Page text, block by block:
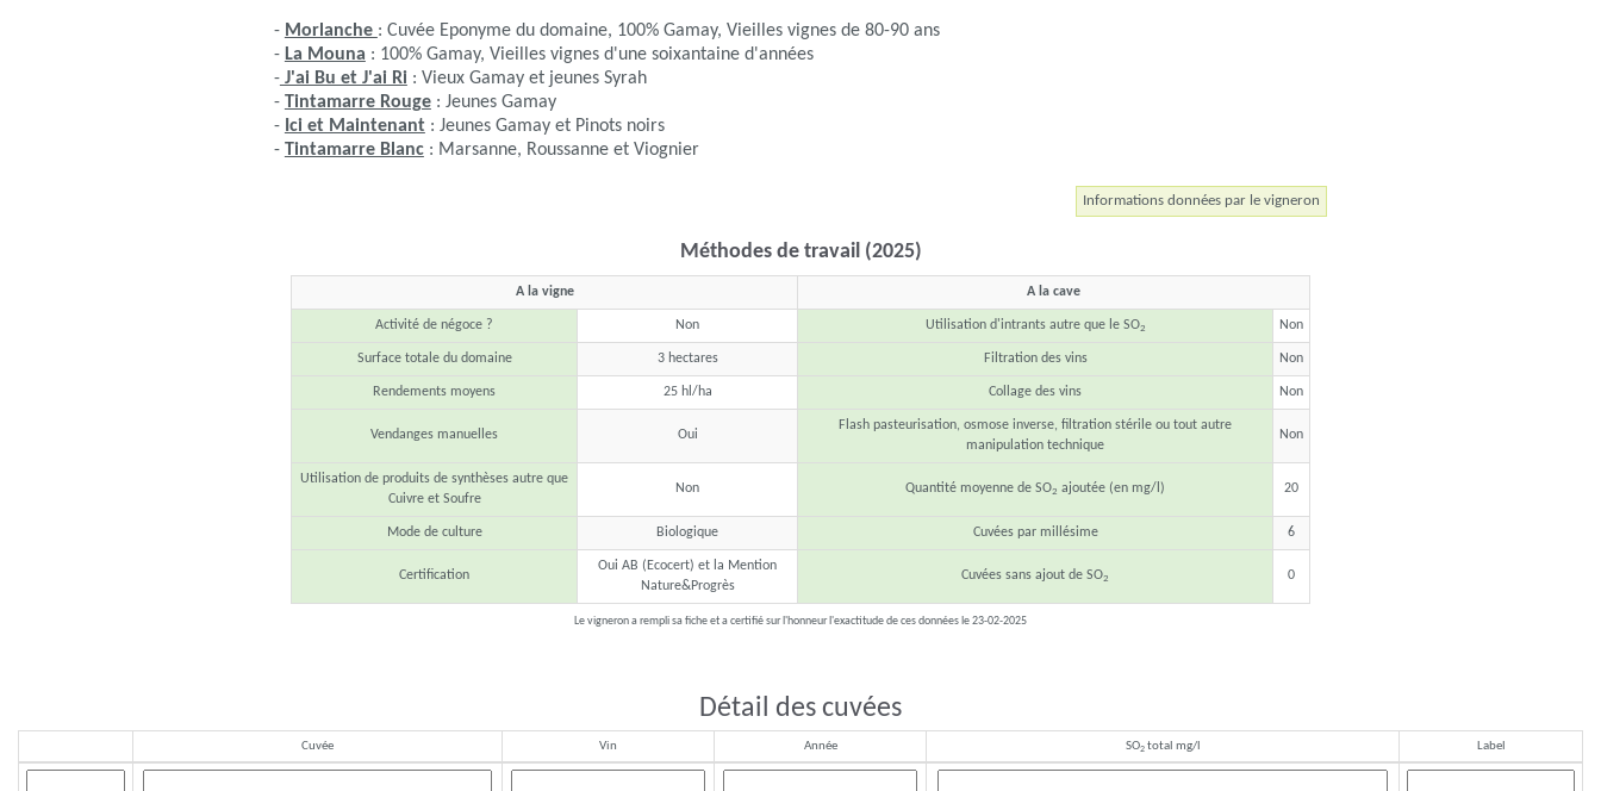
- Morlanche : Cuvée Eponyme du domaine, 100% Gamay, Vieilles vignes de 80-90 ans
- La Mouna : 100% Gamay, Vieilles vignes d'une soixantaine d'années
-J'ai Bu et J'ai Ri: Vieux Gamay et jeunes Syrah
- Tintamarre Rouge: Jeunes Gamay
- Ici et Maintenant : Jeunes Gamay et Pinots noirs
- Tintamarre Blanc: Marsanne, Roussanne et Viognier
Informations données par le vigneron
Méthodes de travail (2025)
A la vigne A la cave
Activité de négoce ? Non Utilisation d'intrants autre que le SO2 Non
Surface totale du domaine 3 hectares Filtration des vins Non
Rendements moyens 25 hl/ha Collage des vins Non
Vendanges manuelles Oui
Flash pasteurisation, osmose inverse, filtration stérile ou tout autre
manipulation technique
Non
Utilisation de produits de synthèses autre que
Cuivre et Soufre
Non Quantité moyenne de SO2 ajoutée (en mg/l) 20
Mode de culture Biologique Cuvées par millésime 6
Certification
Oui AB (Ecocert) et la Mention
Nature&Progrès
Cuvées sans ajout de SO2 0
Le vigneron a rempli sa fiche et a certifié sur l'honneur l'exactitude de ces données le 23-02-2025
Détail des cuvées
Cuvée Vin Année SO2total mg/l Label